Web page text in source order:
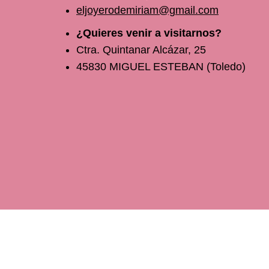
eljoyerodemiriam@gmail.com
¿Quieres venir a visitarnos?
Ctra. Quintanar Alcázar, 25
45830 MIGUEL ESTEBAN (Toledo)